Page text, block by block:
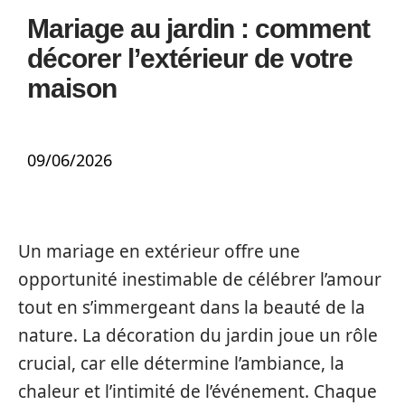
Mariage au jardin : comment
décorer l’extérieur de votre
maison
09/06/2026
Un mariage en extérieur offre une
opportunité inestimable de célébrer l’amour
tout en s’immergeant dans la beauté de la
nature. La décoration du jardin joue un rôle
crucial, car elle détermine l’ambiance, la
chaleur et l’intimité de l’événement. Chaque